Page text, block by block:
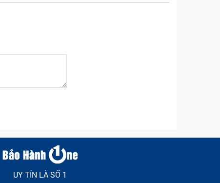
2018/ J810 bị mờ
UY TÍN LÀ SỐ 1